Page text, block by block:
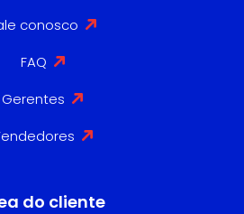
conosco
FAQ
Gerentes
do cliente